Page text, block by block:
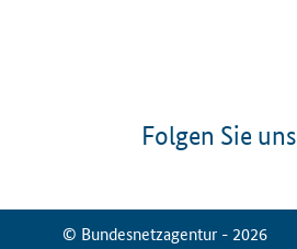
Folgen Sie uns
© Bundesnetzagentur - 2026